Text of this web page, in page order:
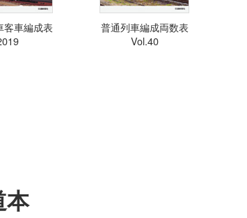
客車編成表
普通列車編成両数表
Vol.40
本